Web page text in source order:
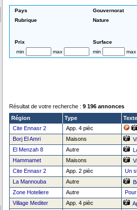
Pays Gouvernorat
Rubrique
Nature
Prix Surface
min
max min max
Résultat de votre recherche : 9 196 annonces
Région
Type
Cite Ennasr 2
App. 4 pièc
Borj El Amri
Maisons
El Menzah 8
Autre
Hammamet
Maisons
Cite Ennasr 2
App. 2 pièc Un
La Mannouba
Autre
Zone Hoteliere
Autre
Village Mediter
App. 4 pièc